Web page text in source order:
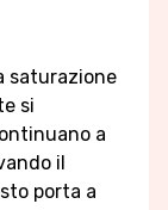
saturazione
si
a
il
porta a